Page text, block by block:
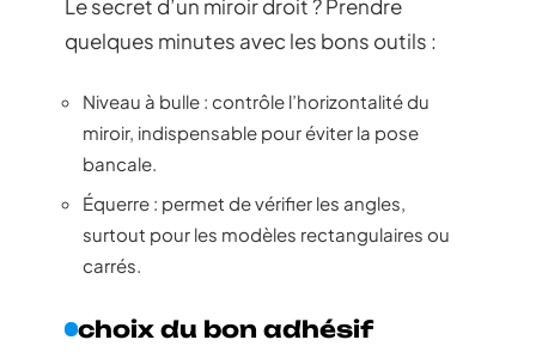
Le secret d’un miroir droit ? Prendre
quelques minutes avec les bons outils :
Niveau à bulle : contrôle l’horizontalité du
miroir, indispensable pour éviter la pose
bancale.
Équerre : permet de vérifier les angles,
surtout pour les modèles rectangulaires ou
carrés.
choix du bon adhésif